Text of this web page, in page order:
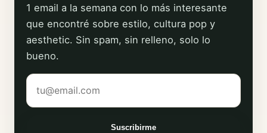
1 email a la semana con lo más interesante
que encontré sobre estilo, cultura pop y
aesthetic. Sin spam, sin relleno, solo lo
bueno.
Tu correo electrónico
Suscribirme